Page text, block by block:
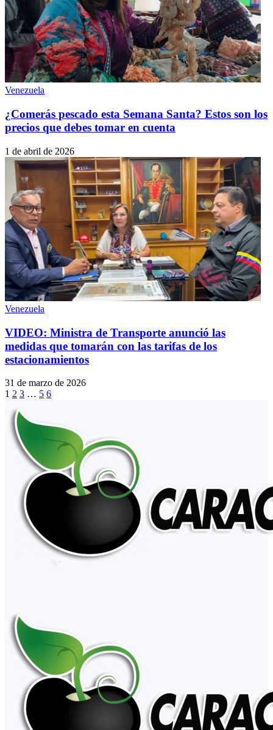
Venezuela
¿Comerás pescado esta Semana Santa? Estos son los
precios que debes tomar en cuenta
1 de abril de 2026
Venezuela
VIDEO: Ministra de Transporte anunció las
medidas que tomarán con las tarifas de los
estacionamientos
31 de marzo de 2026
1 2 3 … 5 6